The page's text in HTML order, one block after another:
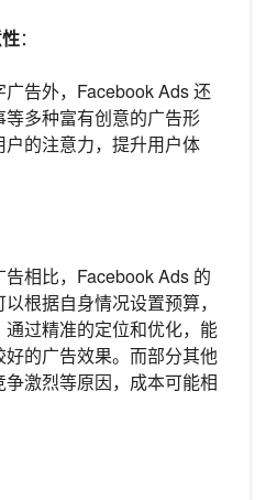
：
告外，Facebook Ads 还
多种富有创意的广告形
的注意力，提升用户体
相比，Facebook Ads 的
根据自身情况设置预算，
过精准的定位和优化，能
的广告效果。而部分其他
激烈等原因，成本可能相